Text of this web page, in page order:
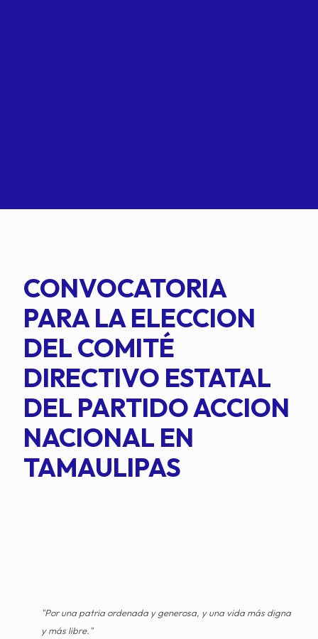
CONVOCATORIA
PARA LA ELECCION
DEL COMITÉ
DIRECTIVO ESTATAL
DEL PARTIDO ACCION
NACIONAL EN
TAMAULIPAS
"Por una patria ordenada y generosa, y una vida más digna
y más libre."